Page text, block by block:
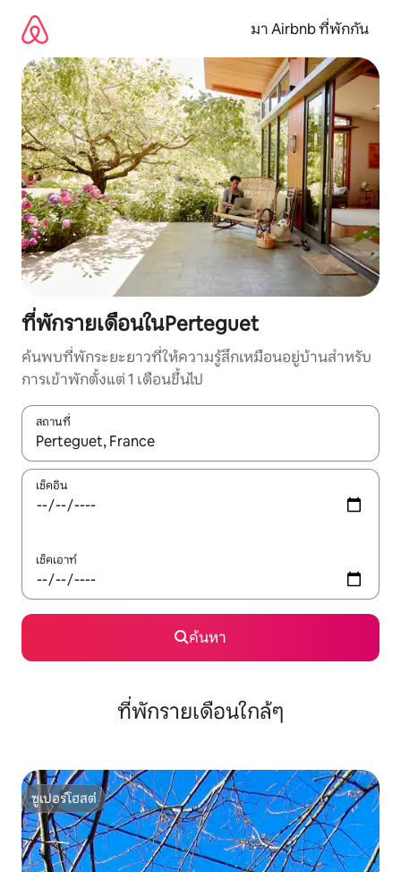
เนื้อหา
มา Airbnb ที่พักกัน
ที่พักรายเดือนในPerteguet
ค้นพบที่พักระยะยาวที่ให้ความรู้สึกเหมือนอยู่บ้านสำหรับ
การเข้าพักตั้งแต่ 1 เดือนขึ้นไป
สถานที่
ใช้ลูกศรขึ้นลง หรือใช้การสัมผัสหรือปัด เพื่อสำรวจผลการค้นหา
เช็คอิน
เช็คเอาท์
ค้นหา
ที่พักรายเดือนใกล้ๆ
ซูเปอร์โฮสต์
ซูเปอร์โฮสต์